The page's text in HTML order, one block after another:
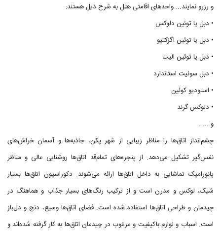
و رزرو نمایند... واحدهای اقامتی هتل به شرح ذیل هستند:
• دبل یا توئین دلوکس
• دبل یا توئین اگزکتیو
• دبل یا توئین الیت
• دبل سوئیت استاندارد
• استودیو کوئین
• دلوکس گرند
و ... .
چشم‌انداز اتاق‌ها را مناظر زیبایی از شهر پکن، جاذبه‌ها و آسمان خراش‌های
نفس‌گیر تشکیل می‌دهد. از پنجره‌های تمام‌قد اتاق‌ها روشنایی عالی و مناظر
پانورامیک تماشایی به داخل اتاق‌ها ارائه می‌شوند. دکوراسیون اتاق‌ها بسیار
شیک، لوکس و مدرن است و از ترکیب رنگ‌های بسیار جذاب و هماهنگ در
چیدمان و طراحی اتاق‌ها استفاده شده‌ است. فضای اتاق‌ها وسیع، دنج و دل‌باز
است. اسباب و لوازم باکیفیت و مرغوب در چیدمان اتاق‌ها به کار گرفته شده‌اند و